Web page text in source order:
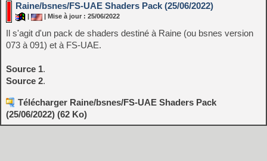
Raine/bsnes/FS-UAE Shaders Pack (25/06/2022)
| Mise à jour : 25/06/2022
Il s'agit d'un pack de shaders destiné à Raine (ou bsnes version
073 à 091) et à FS-UAE.
Source 1.
Source 2.
Télécharger Raine/bsnes/FS-UAE Shaders Pack
(25/06/2022) (62 Ko)